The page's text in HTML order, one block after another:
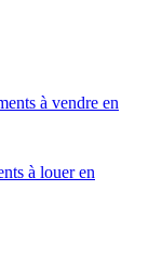
à vendre en
à louer en